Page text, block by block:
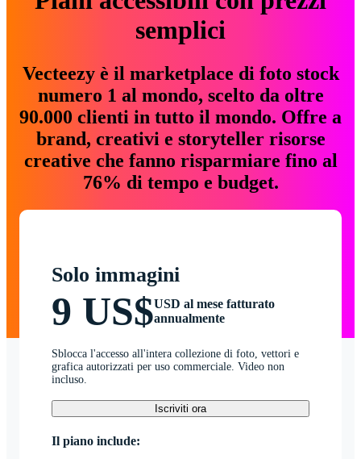
semplici
Vecteezy è il marketplace di foto stock
numero 1 al mondo, scelto da oltre
90.000 clienti in tutto il mondo. Offre a
brand, creativi e storyteller risorse
creative che fanno risparmiare fino al
76% di tempo e budget.
Solo immagini
9 US$USD al mese fatturato
annualmente
Sblocca l'accesso all'intera collezione di foto, vettori e
grafica autorizzati per uso commerciale. Video non
incluso.
Iscriviti ora
Il piano include: